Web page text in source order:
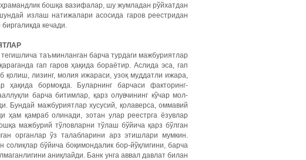
бошқа вазифалар, шу жумладан рўйхатдан
излаш натижалари асосида гаров реестридан
кечади.
таъминланган барча турдаги мажбуриятлар
гап гаров ҳақида бораётир. Аслида эса, гап
қолиш, лизинг, молия ижараси, узоқ муддатли ижара,
бормоқда. Буларнинг барчаси факторинг-
барча битимлар, қарз олувчининг кўчар мол-
Бундай мажбуриятлар хусусий, қолаверса, оммавий
ҳам қамраб олинади, зотан улар реестрга ёзувлар
мажбурий тўловларни тўлаш бўйича қарз бўлган
органлар ўз талабларини арз этишлари мумкин.
солиқлар бўйича боқимондалик бор-йўқлигини, барча
аниқлайди. Банк унга аввал давлат билан